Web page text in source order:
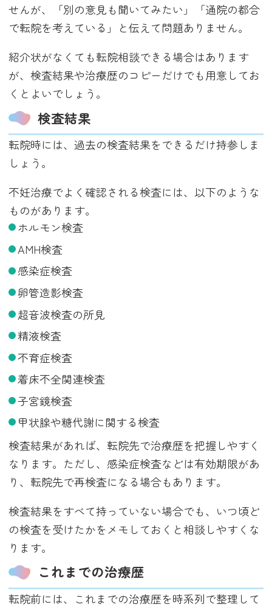
せんが、「別の意見も聞いてみたい」「通院の都合
で転院を考えている」と伝えて問題ありません。
紹介状がなくても転院相談できる場合はあります
が、検査結果や治療歴のコピーだけでも用意してお
くとよいでしょう。
検査結果
転院時には、過去の検査結果をできるだけ持参しま
しょう。
不妊治療でよく確認される検査には、以下のような
ものがあります。
ホルモン検査
AMH検査
感染症検査
卵管造影検査
超音波検査の所見
精液検査
不育症検査
着床不全関連検査
子宮鏡検査
甲状腺や糖代謝に関する検査
検査結果があれば、転院先で治療歴を把握しやすく
なります。ただし、感染症検査などは有効期限があ
り、転院先で再検査になる場合もあります。
検査結果をすべて持っていない場合でも、いつ頃ど
の検査を受けたかをメモしておくと相談しやすくな
ります。
これまでの治療歴
転院前には、これまでの治療歴を時系列で整理して